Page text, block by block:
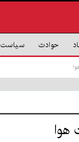
حوادث سیاست